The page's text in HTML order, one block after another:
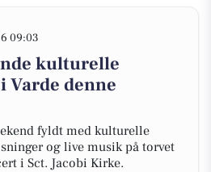
09:03
kulturelle
Varde denne
fyldt med kulturelle
og live musik på torvet
i Sct. Jacobi Kirke.